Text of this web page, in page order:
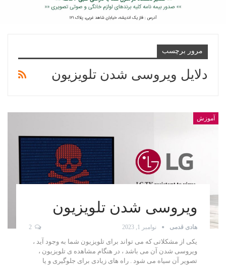
مرور برچسب
دلایل ویروسی شدن تلویزیون
آموزش
ویروسی شدن تلویزیون
هادی قدمی نوامبر 1, 2023 2
یکی از مشکلاتی که می تواند برای تلویزیون شما به وجود آید ،
ویروسی شدن آن می باشد ، در هنگام مشاهده ی تلویزیون ،
تصویر آن سیاه می شود . راه های زیادی برای جلوگیری و یا